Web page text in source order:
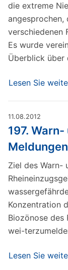
die extreme
angesprochen,
verschiedenen
Es wurde
Überblick über
Lesen Sie
11.08.2012
197.
Ziel des Warn-
Konzentration
Biozönose des
wei-
Lesen Sie